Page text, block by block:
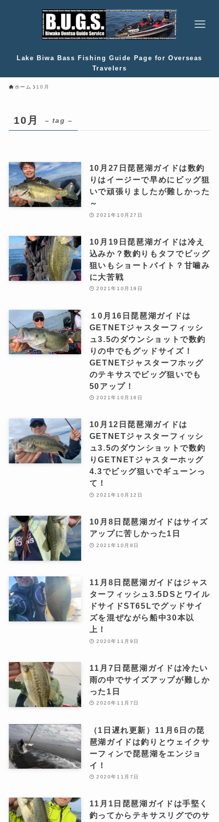
Lake Biwa Bass Fishing Guide Page for Overseas
Travelers
ホーム 10月
10月 – tag –
10月27日琵琶湖ガイドは数釣
りはイージーで早めにビッグ狙
いで頑張りましたが難しかった
～
2021年10月27日
10月19日琵琶湖ガイドは冷え
込みか？数釣りもタフでビッグ
狙いもショートバイト？甘噛み
に大苦戦
2021年10月19日
１0月16日琵琶湖ガイドは
GETNETジャスターフィッシ
ュ3.5のダウンショットで数釣
りの中でもグッドサイズ！
GETNETジャスターフホッグ
のテキサスでビッグ狙いでも
50アップ！
2021年10月16日
10月12日琵琶湖ガイドは
GETNETジャスターフィッシ
ュ3.5のダウンショットで数釣
りGETNETジャスターホッグ
4.3でビッグ狙いでギューンっ
て！
2021年10月12日
10月8日琵琶湖ガイドはサイズ
アップに苦しかった1日
2021年10月8日
11月8日琵琶湖ガイドはジャス
ターフィッシュ3.5DSとワイル
ドサイドST65Lでグッドサイ
ズを混ぜながら船中30本以
上！
2020年11月9日
11月7日琵琶湖ガイドは冷たい
雨の中でサイズアップが難しか
った1日
2020年11月7日
（1日遅れ更新）11月6日の琵
琶湖ガイドは釣りとウェイクサ
ーフィンで琵琶湖をエンジョ
イ！
2020年11月7日
11月1日琵琶湖ガイドは手堅く
釣ってからテキサスリグでのサ